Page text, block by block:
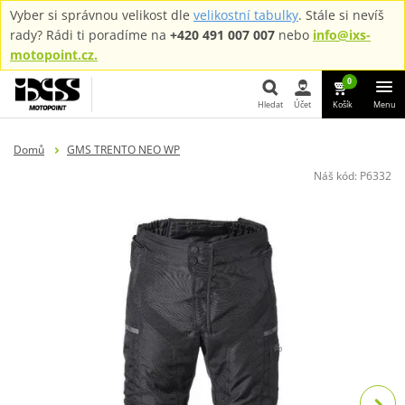
Vyber si správnou velikost dle velikostní tabulky. Stále si nevíš
rady? Rádi ti poradíme na +420 491 007 007 nebo info@ixs-
motopoint.cz.
Hledat Účet
0
Košík Menu
Domů
GMS TRENTO NEO WP
Náš kód: P6332